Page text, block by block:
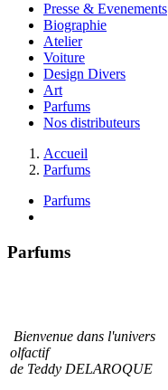
Presse & Evenements
Biographie
Atelier
Voiture
Design Divers
Art
Parfums
Nos distributeurs
Accueil
Parfums
Parfums
Parfums
Bienvenue dans l'univers
olfactif
de Teddy DELAROQUE